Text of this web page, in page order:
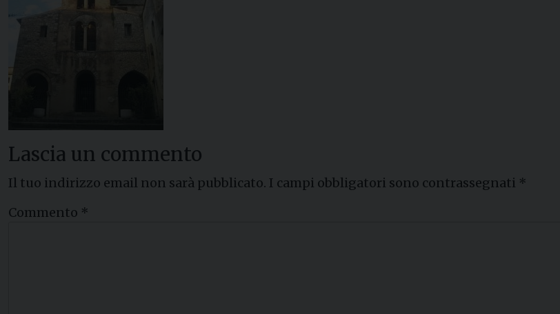
Lascia un commento
Il tuo indirizzo email non sarà pubblicato. I campi obbligatori sono contrassegnati *
Commento *